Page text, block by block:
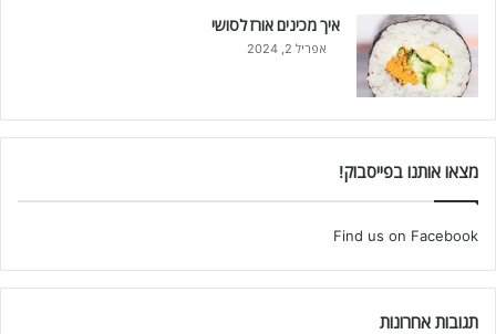
איך מכינים אורז לסושי
אפריל 2, 2024
מצאו אותנו בפייסבוק!
Find us on Facebook
תגובות אחרונות